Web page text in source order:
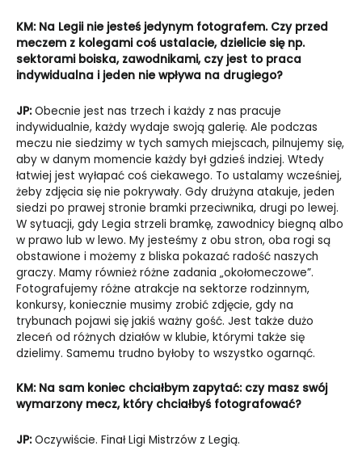
KM: Na Legii nie jesteś jedynym fotografem. Czy przed
meczem z kolegami coś ustalacie, dzielicie się np.
sektorami boiska, zawodnikami, czy jest to praca
indywidualna i jeden nie wpływa na drugiego?
JP:Obecnie jest nas trzech i każdy z nas pracuje
indywidualnie, każdy wydaje swoją galerię. Ale podczas
meczu nie siedzimy w tych samych miejscach, pilnujemy się,
aby w danym momencie każdy był gdzieś indziej. Wtedy
łatwiej jest wyłapać coś ciekawego. To ustalamy wcześniej,
żeby zdjęcia się nie pokrywały. Gdy drużyna atakuje, jeden
siedzi po prawej stronie bramki przeciwnika, drugi po lewej.
W sytuacji, gdy Legia strzeli bramkę, zawodnicy biegną albo
w prawo lub w lewo. My jesteśmy z obu stron, oba rogi są
obstawione i możemy z bliska pokazać radość naszych
graczy. Mamy również różne zadania „okołomeczowe”.
Fotografujemy różne atrakcje na sektorze rodzinnym,
konkursy, koniecznie musimy zrobić zdjęcie, gdy na
trybunach pojawi się jakiś ważny gość. Jest także dużo
zleceń od różnych działów w klubie, którymi także się
dzielimy. Samemu trudno byłoby to wszystko ogarnąć.
KM: Na sam koniec chciałbym zapytać: czy masz swój
wymarzony mecz, który chciałbyś fotografować?
JP:Oczywiście. Finał Ligi Mistrzów z Legią.